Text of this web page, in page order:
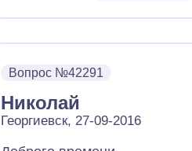
Вопрос №42291
Николай
Георгиевск, 27-09-2016